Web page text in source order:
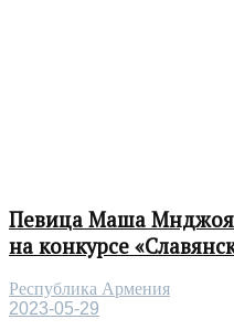
Певица Маша
на конкурсе
Республика Армения
2023-05-29